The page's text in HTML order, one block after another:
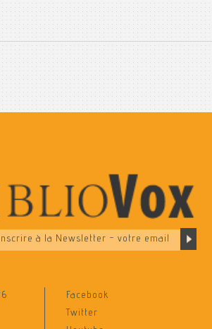
Facebook
Twitter